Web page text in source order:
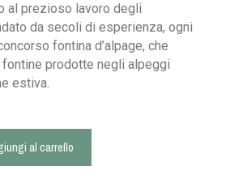
al prezioso lavoro degli
da secoli di esperienza, ogni
fontina d’alpage, che
prodotte negli alpeggi
estiva.
al carrello